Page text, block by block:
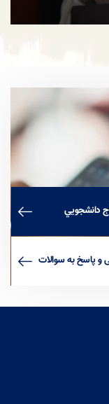
متنوع با هدف
و سه درصد گذشته حال و
اهل دنیای موجود
چاپ، و با استفاده از
و سه درصد گذشته حال و
و فرهنگ پیشرو در
دانشجويي
و پاسخ به سوالات